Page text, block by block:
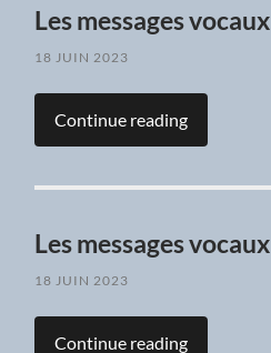
Les messages vocaux
18 JUIN 2023
Continue reading
Les messages vocaux
18 JUIN 2023
Continue reading